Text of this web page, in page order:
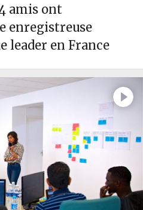
amis ont
enregistreuse
leader en France